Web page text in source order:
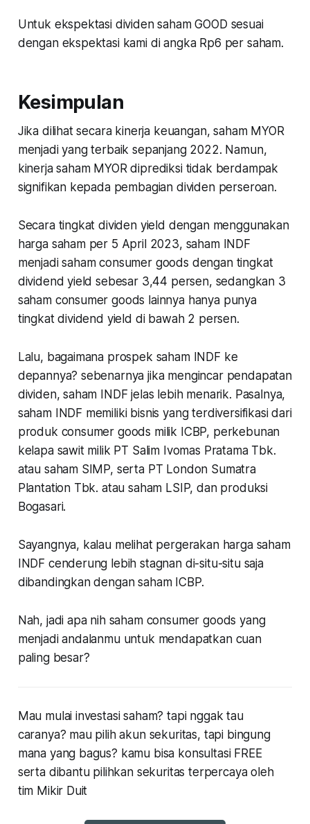
Untuk ekspektasi dividen saham GOOD sesuai
dengan ekspektasi kami di angka Rp6 per saham.
Kesimpulan
Jika dilihat secara kinerja keuangan, saham MYOR
menjadi yang terbaik sepanjang 2022. Namun,
kinerja saham MYOR diprediksi tidak berdampak
signifikan kepada pembagian dividen perseroan.
Secara tingkat dividen yield dengan menggunakan
harga saham per 5 April 2023, saham INDF
menjadi saham consumer goods dengan tingkat
dividend yield sebesar 3,44 persen, sedangkan 3
saham consumer goods lainnya hanya punya
tingkat dividend yield di bawah 2 persen.
Lalu, bagaimana prospek saham INDF ke
depannya? sebenarnya jika mengincar pendapatan
dividen, saham INDF jelas lebih menarik. Pasalnya,
saham INDF memiliki bisnis yang terdiversifikasi dari
produk consumer goods milik ICBP, perkebunan
kelapa sawit milik PT Salim Ivomas Pratama Tbk.
atau saham SIMP, serta PT London Sumatra
Plantation Tbk. atau saham LSIP, dan produksi
Bogasari.
Sayangnya, kalau melihat pergerakan harga saham
INDF cenderung lebih stagnan di-situ-situ saja
dibandingkan dengan saham ICBP.
Nah, jadi apa nih saham consumer goods yang
menjadi andalanmu untuk mendapatkan cuan
paling besar?
Mau mulai investasi saham? tapi nggak tau
caranya? mau pilih akun sekuritas, tapi bingung
mana yang bagus? kamu bisa konsultasi FREE
serta dibantu pilihkan sekuritas terpercaya oleh
tim Mikir Duit